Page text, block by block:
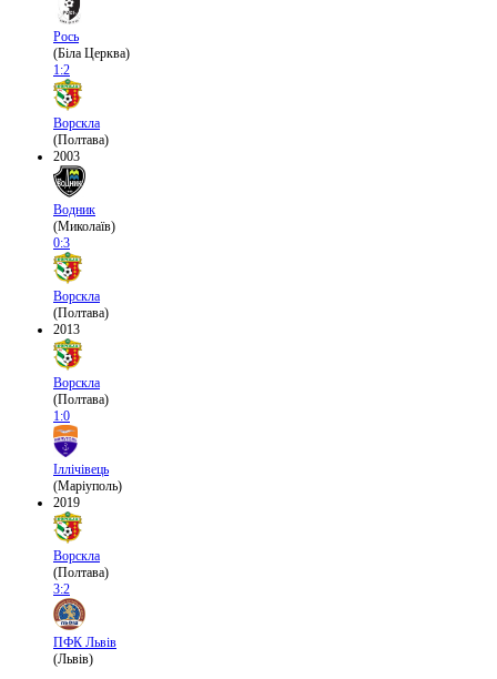
Рось
(Біла Церква)
1:2
Ворскла
(Полтава)
2003
Водник
(Миколаїв)
0:3
Ворскла
(Полтава)
2013
Ворскла
(Полтава)
1:0
Іллічівець
(Маріуполь)
2019
Ворскла
(Полтава)
3:2
ПФК Львів
(Львів)